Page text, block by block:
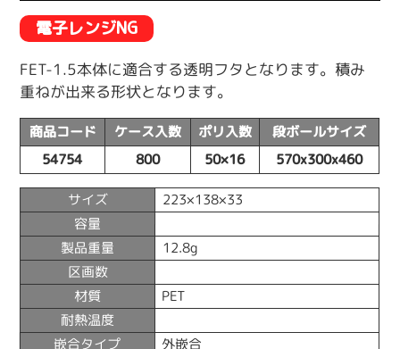
電子レンジNG
FET-1.5本体に適合する透明フタとなります。積み
重ねが出来る形状となります。
商品コード ケース入数 ポリ入数 段ボールサイズ
54754 800 50×16 570x300x460
サイズ 223×138×33
容量
製品重量 12.8g
区画数
材質 PET
耐熱温度
嵌合タイプ 外嵌合